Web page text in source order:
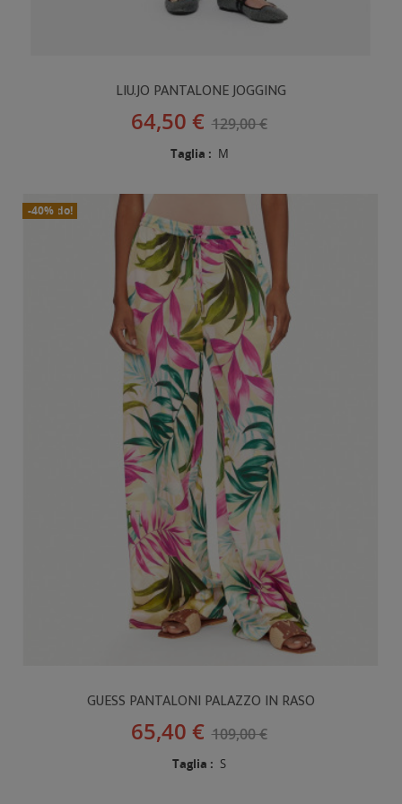
LIU.JO PANTALONE JOGGING
64,50 € 129,00 €
Taglia : M
In Saldo!
Nuovo
GUESS PANTALONI PALAZZO IN RASO
65,40 € 109,00 €
-40%
Taglia : S